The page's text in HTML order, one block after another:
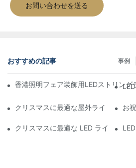
お問い合わせを送る
おすすめの記事 事例
香港照明フェア装飾用LEDストリン
クリスマスに最適な屋外ライトは何で
お
クリスマスに最適な LED ライトの種